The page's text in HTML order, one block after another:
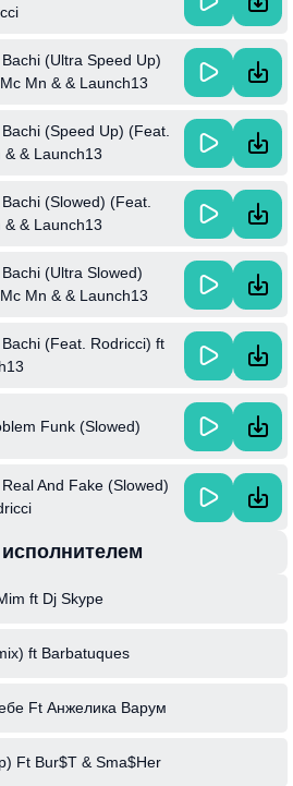
(Ultra Speed Up)
Mn & & Launch13
(Speed Up) (Feat.
& & Launch13
(Slowed) (Feat.
& & Launch13
(Ultra Slowed)
Mn & & Launch13
(Feat. Rodricci) ft
Funk (Slowed)
And Fake (Slowed)
ft Dj Skype
ft Barbatuques
Ft Анжелика Варум
Ft Bur$T & Sma$Her